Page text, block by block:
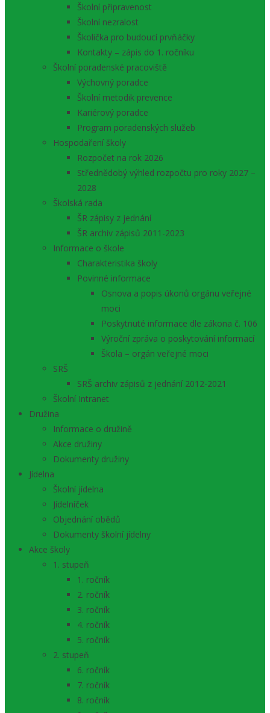
Školní připravenost
Školní nezralost
Školička pro budoucí prvňáčky
Kontakty – zápis do 1. ročníku
Školní poradenské pracoviště
Výchovný poradce
Školní metodik prevence
Kariérový poradce
Program poradenských služeb
Hospodaření školy
Rozpočet na rok 2026
Střednědobý výhled rozpočtu pro roky 2027 –
2028
Školská rada
ŠR zápisy z jednání
ŠR archiv zápisů 2011-2023
Informace o škole
Charakteristika školy
Povinné informace
Osnova a popis úkonů orgánu veřejné
moci
Poskytnuté informace dle zákona č. 106
Výroční zpráva o poskytování informací
Škola – orgán veřejné moci
SRŠ
SRŠ archiv zápisů z jednání 2012-2021
Školní Intranet
Družina
Informace o družině
Akce družiny
Dokumenty družiny
Jídelna
Školní jídelna
Jídelníček
Objednání obědů
Dokumenty školní jídelny
Akce školy
1. stupeň
1. ročník
2. ročník
3. ročník
4. ročník
5. ročník
2. stupeň
6. ročník
7. ročník
8. ročník